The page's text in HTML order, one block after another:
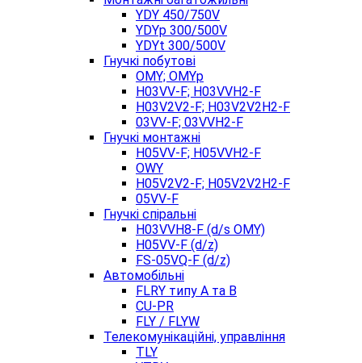
YDY 450/750V
YDYp 300/500V
YDYt 300/500V
Гнучкі побутові
OMY; OMYp
H03VV-F; H03VVH2-F
H03V2V2-F; H03V2V2H2-F
03VV-F; 03VVH2-F
Гнучкі монтажні
H05VV-F; H05VVH2-F
OWY
H05V2V2-F; H05V2V2H2-F
05VV-F
Гнучкі спіральні
H03VVH8-F (d/s OMY)
H05VV-F (d/z)
FS-05VQ-F (d/z)
Автомобільні
FLRY типу A та B
CU-PR
FLY / FLYW
Телекомунікаційні, управління
TLY